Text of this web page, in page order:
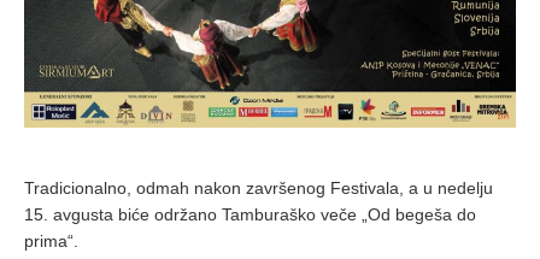
Tradicionalno, odmah nakon završenog Festivala, a u nedelju
15. avgusta biće održano Tamburaško veče „Od begeša do
prima“.